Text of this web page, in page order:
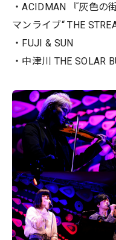
・ACIDMAN 『灰色の
マンライブ“ THE
・FUJI & SUN
・中津川 THE